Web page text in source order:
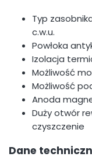
Typ
c.w.u.
Powłoka
Izolacja
Możliwość
Możliwość
Anoda
Duży otwór
czyszczenie
Dane